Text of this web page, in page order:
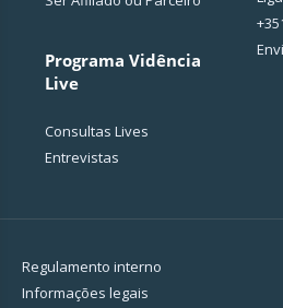
Programa Vidência
Live
Consultas Lives
Entrevistas
Regulamento interno
Informações legais